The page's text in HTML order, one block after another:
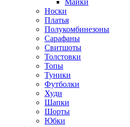
Носки
Платья
Полукомбинезоны
Сарафаны
Свитшоты
Толстовки
Топы
Туники
Футболки
Худи
Шапки
Шорты
Юбки